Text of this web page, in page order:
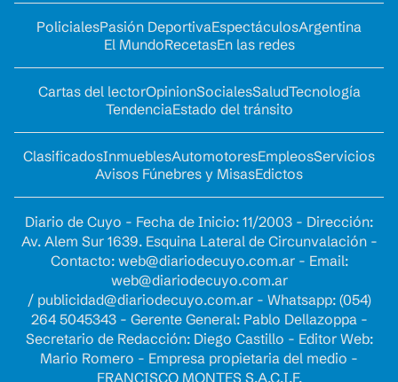
PolicialesPasión DeportivaEspectáculosArgentina
El MundoRecetasEn las redes
Cartas del lectorOpinionSocialesSaludTecnología
TendenciaEstado del tránsito
ClasificadosInmueblesAutomotoresEmpleosServicios
Avisos Fúnebres y MisasEdictos
Diario de Cuyo - Fecha de Inicio: 11/2003 - Dirección:
Av. Alem Sur 1639. Esquina Lateral de Circunvalación -
Contacto: web@diariodecuyo.com.ar- Email:
web@diariodecuyo.com.ar
/ publicidad@diariodecuyo.com.ar- Whatsapp: (054)
264 5045343 - Gerente General: Pablo Dellazoppa -
Secretario de Redacción: Diego Castillo - Editor Web:
Mario Romero - Empresa propietaria del medio -
FRANCISCO MONTES S.A.C.I.F.